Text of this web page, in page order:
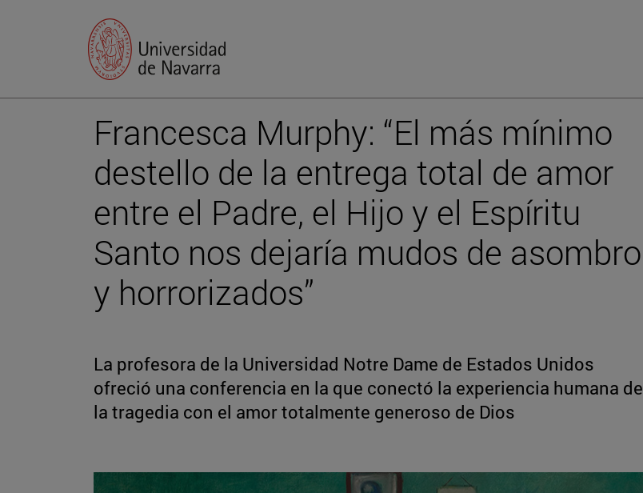
Francesca Murphy: “El más mínimo
destello de la entrega total de amor
entre el Padre, el Hijo y el Espíritu
Santo nos dejaría mudos de asombro
y horrorizados”
La profesora de la Universidad Notre Dame de Estados Unidos
ofreció una conferencia en la que conectó la experiencia humana de
la tragedia con el amor totalmente generoso de Dios